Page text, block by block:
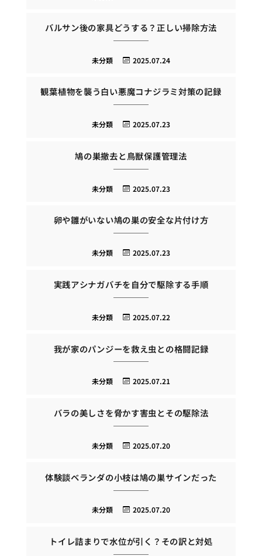
バルサン後の家具どうする？正しい掃除方法
2025.07.24
未分類
観葉植物を襲う白い悪魔コナジラミ対策の記録
2025.07.23
未分類
鳩の巣撤去と鳥獣保護管理法
2025.07.23
未分類
卵や雛がいない鳩の巣の安全な片付け方
2025.07.23
未分類
実践アシナガバチを自分で駆除する手順
2025.07.22
未分類
我が家のパンジーを救え虫との格闘記録
2025.07.21
未分類
バラの美しさを脅かす害虫とその駆除法
2025.07.20
未分類
体験談ベランダの小枝は鳩の巣サインだった
2025.07.20
未分類
トイレ詰まりで水位が引く？その訳と対処